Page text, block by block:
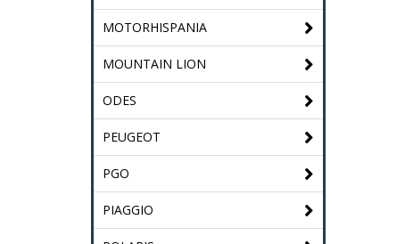
MOTORHISPANIA
MOUNTAIN LION
ODES
PEUGEOT
PGO
PIAGGIO